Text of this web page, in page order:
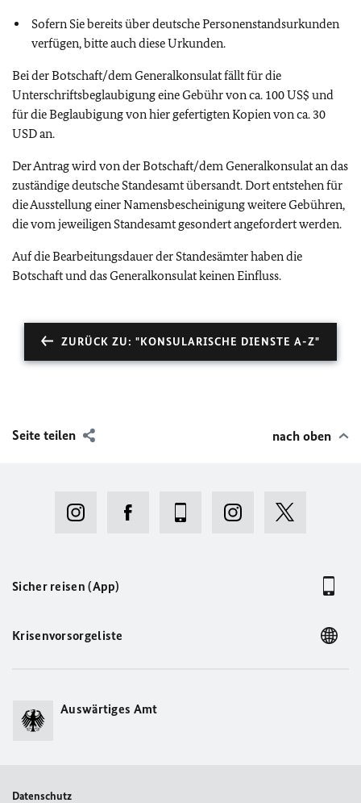
Sofern Sie bereits über deutsche Personenstandsurkunden
verfügen, bitte auch diese Urkunden.
Bei der Botschaft/dem Generalkonsulat fällt für die
Unterschriftsbeglaubigung eine Gebühr von ca. 100 US$ und
für die Beglaubigung von hier gefertigten Kopien von ca. 30
USD an.
Der Antrag wird von der Botschaft/dem Generalkonsulat an das
zuständige deutsche Standesamt übersandt. Dort entstehen für
die Ausstellung einer Namensbescheinigung weitere Gebühren,
die vom jeweiligen Standesamt gesondert angefordert werden.
Auf die Bearbeitungsdauer der Standesämter haben die
Botschaft und das Generalkonsulat keinen Einfluss.
ZURÜCK ZU: "KONSULARISCHE DIENSTE A-Z"
Seite teilen nach oben
Sicher reisen (App)
Krisenvorsorgeliste
Auswärtiges Amt
Datenschutz